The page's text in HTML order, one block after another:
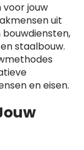
voor jouw
uit
staalbouw.
en eisen.